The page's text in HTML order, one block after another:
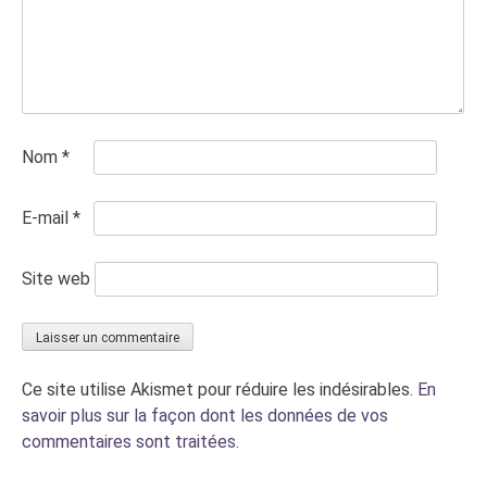
Nom *
E-mail *
Site web
Ce site utilise Akismet pour réduire les indésirables. En
savoir plus sur la façon dont les données de vos
commentaires sont traitées.